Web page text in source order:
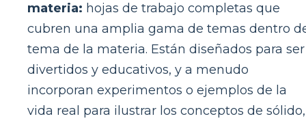
materia: hojas de trabajo completas que
cubren una amplia gama de temas dentro
tema de la materia. Están diseñados para ser
divertidos y educativos, y a menudo
incorporan experimentos o ejemplos de la
vida real para ilustrar los conceptos de sólido,